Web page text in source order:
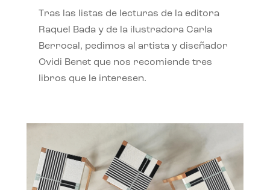
Tras las listas de lecturas de la editora
Raquel Bada y de la ilustradora Carla
Berrocal, pedimos al artista y diseñador
Ovidi Benet que nos recomiende tres
libros que le interesen.